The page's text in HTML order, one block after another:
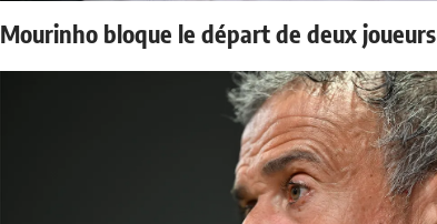
Mourinho bloque le départ de deux joueurs